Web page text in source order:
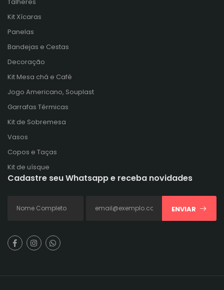
Talheres
Kit Xícaras
Panelas
Bandejas e Cestas
Decoração
Kit Mesa chá e Café
Jogo Americano, Souplast
Garrafas Térmicas
Kit de Sobremesa
Vasos
Copos e Taças
Kit de uísque
Cadastre seu Whatsapp e receba novidades
ENVIAR